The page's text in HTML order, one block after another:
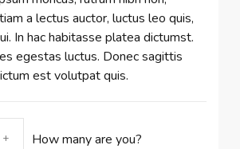
a lectus auctor, luctus leo quis,
In hac habitasse platea dictumst.
egestas luctus. Donec sagittis
est volutpat quis.
+ How many are you?